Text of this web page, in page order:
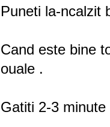
Puneti la-ncalzit
Cand este bine
ouale .
Gatiti 2-3